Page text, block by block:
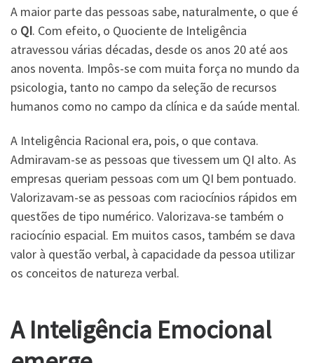
A maior parte das pessoas sabe, naturalmente, o que é
o QI. Com efeito, o Quociente de Inteligência
atravessou várias décadas, desde os anos 20 até aos
anos noventa. Impôs-se com muita força no mundo da
psicologia, tanto no campo da seleção de recursos
humanos como no campo da clínica e da saúde mental.
A Inteligência Racional era, pois, o que contava.
Admiravam-se as pessoas que tivessem um QI alto. As
empresas queriam pessoas com um QI bem pontuado.
Valorizavam-se as pessoas com raciocínios rápidos em
questões de tipo numérico. Valorizava-se também o
raciocínio espacial. Em muitos casos, também se dava
valor à questão verbal, à capacidade da pessoa utilizar
os conceitos de natureza verbal.
A Inteligência Emocional